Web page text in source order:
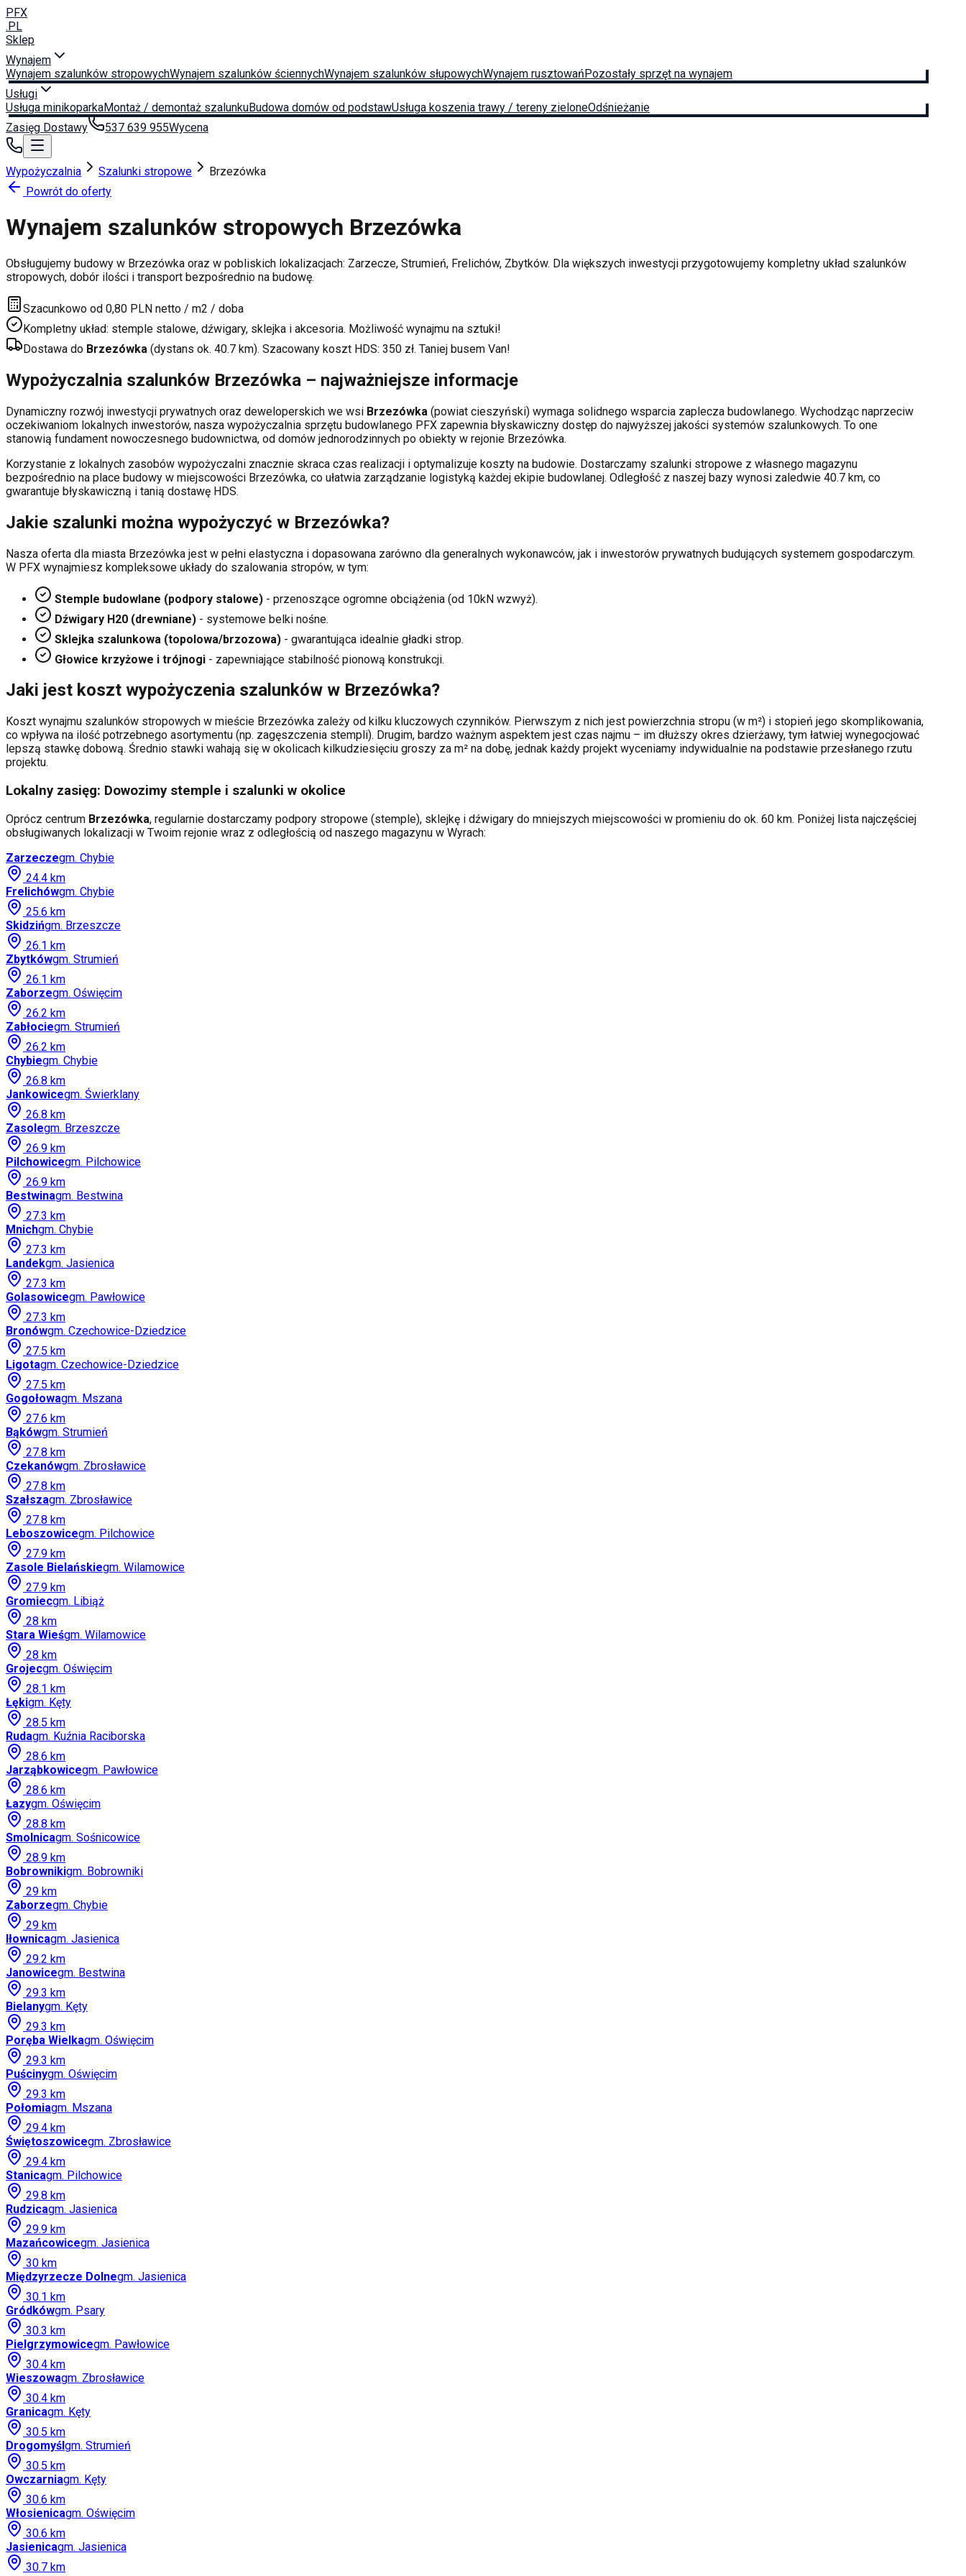
PFX
.PL
Sklep
Wynajem
Wynajem szalunków stropowychWynajem szalunków ściennychWynajem szalunków słupowychWynajem rusztowańPozostały sprzęt na wynajem
Usługi
Usługa minikoparkaMontaż / demontaż szalunkuBudowa domów od podstawUsługa koszenia trawy / tereny zieloneOdśnieżanie
Zasięg Dostawy
537 639 955Wycena
Wypożyczalnia Szalunki stropowe
Brzezówka
Powrót do oferty
Wynajem szalunków stropowych Brzezówka
Obsługujemy budowy w Brzezówka oraz w pobliskich lokalizacjach: Zarzecze, Strumień, Frelichów, Zbytków. Dla większych inwestycji przygotowujemy kompletny układ szalunków
stropowych, dobór ilości i transport bezpośrednio na budowę.
Szacunkowo od 0,80 PLN netto / m2 / doba
Kompletny układ: stemple stalowe, dźwigary, sklejka i akcesoria. Możliwość wynajmu na sztuki!
Dostawa do Brzezówka (dystans ok. 40.7 km). Szacowany koszt HDS: 350 zł. Taniej busem Van!
Wypożyczalnia szalunków Brzezówka – najważniejsze informacje
Dynamiczny rozwój inwestycji prywatnych oraz deweloperskich we wsi Brzezówka (powiat cieszyński) wymaga solidnego wsparcia zaplecza budowlanego. Wychodząc naprzeciw
oczekiwaniom lokalnych inwestorów, nasza wypożyczalnia sprzętu budowlanego PFX zapewnia błyskawiczny dostęp do najwyższej jakości systemów szalunkowych. To one
stanowią fundament nowoczesnego budownictwa, od domów jednorodzinnych po obiekty w rejonie Brzezówka.
Korzystanie z lokalnych zasobów wypożyczalni znacznie skraca czas realizacji i optymalizuje koszty na budowie. Dostarczamy szalunki stropowe z własnego magazynu
bezpośrednio na place budowy w miejscowości Brzezówka, co ułatwia zarządzanie logistyką każdej ekipie budowlanej. Odległość z naszej bazy wynosi zaledwie 40.7 km, co
gwarantuje błyskawiczną i tanią dostawę HDS.
Jakie szalunki można wypożyczyć w Brzezówka?
Nasza oferta dla miasta Brzezówka jest w pełni elastyczna i dopasowana zarówno dla generalnych wykonawców, jak i inwestorów prywatnych budujących systemem gospodarczym.
W PFX wynajmiesz kompleksowe układy do szalowania stropów, w tym:
Stemple budowlane (podpory stalowe) - przenoszące ogromne obciążenia (od 10kN wzwyż).
Dźwigary H20 (drewniane) - systemowe belki nośne.
Sklejka szalunkowa (topolowa/brzozowa) - gwarantująca idealnie gładki strop.
Głowice krzyżowe i trójnogi - zapewniające stabilność pionową konstrukcji.
Jaki jest koszt wypożyczenia szalunków w Brzezówka?
Koszt wynajmu szalunków stropowych w mieście Brzezówka zależy od kilku kluczowych czynników. Pierwszym z nich jest powierzchnia stropu (w m²) i stopień jego skomplikowania,
co wpływa na ilość potrzebnego asortymentu (np. zagęszczenia stempli). Drugim, bardzo ważnym aspektem jest czas najmu – im dłuższy okres dzierżawy, tym łatwiej wynegocjować
lepszą stawkę dobową. Średnio stawki wahają się w okolicach kilkudziesięciu groszy za m² na dobę, jednak każdy projekt wyceniamy indywidualnie na podstawie przesłanego rzutu
projektu.
Lokalny zasięg: Dowozimy stemple i szalunki w okolice
Oprócz centrum Brzezówka, regularnie dostarczamy podpory stropowe (stemple), sklejkę i dźwigary do mniejszych miejscowości w promieniu do ok. 60 km. Poniżej lista najczęściej
obsługiwanych lokalizacji w Twoim rejonie wraz z odległością od naszego magazynu w Wyrach:
Zarzeczegm. Chybie
24.4 km
Frelichówgm. Chybie
25.6 km
Skidzińgm. Brzeszcze
26.1 km
Zbytkówgm. Strumień
26.1 km
Zaborzegm. Oświęcim
26.2 km
Zabłociegm. Strumień
26.2 km
Chybiegm. Chybie
26.8 km
Jankowicegm. Świerklany
26.8 km
Zasolegm. Brzeszcze
26.9 km
Pilchowicegm. Pilchowice
26.9 km
Bestwinagm. Bestwina
27.3 km
Mnichgm. Chybie
27.3 km
Landekgm. Jasienica
27.3 km
Golasowicegm. Pawłowice
27.3 km
Bronówgm. Czechowice-Dziedzice
27.5 km
Ligotagm. Czechowice-Dziedzice
27.5 km
Gogołowagm. Mszana
27.6 km
Bąkówgm. Strumień
27.8 km
Czekanówgm. Zbrosławice
27.8 km
Szałszagm. Zbrosławice
27.8 km
Leboszowicegm. Pilchowice
27.9 km
Zasole Bielańskiegm. Wilamowice
27.9 km
Gromiecgm. Libiąż
28 km
Stara Wieśgm. Wilamowice
28 km
Grojecgm. Oświęcim
28.1 km
Łękigm. Kęty
28.5 km
Rudagm. Kuźnia Raciborska
28.6 km
Jarząbkowicegm. Pawłowice
28.6 km
Łazygm. Oświęcim
28.8 km
Smolnicagm. Sośnicowice
28.9 km
Bobrownikigm. Bobrowniki
29 km
Zaborzegm. Chybie
29 km
Iłownicagm. Jasienica
29.2 km
Janowicegm. Bestwina
29.3 km
Bielanygm. Kęty
29.3 km
Poręba Wielkagm. Oświęcim
29.3 km
Puścinygm. Oświęcim
29.3 km
Połomiagm. Mszana
29.4 km
Świętoszowicegm. Zbrosławice
29.4 km
Stanicagm. Pilchowice
29.8 km
Rudzicagm. Jasienica
29.9 km
Mazańcowicegm. Jasienica
30 km
Międzyrzecze Dolnegm. Jasienica
30.1 km
Gródkówgm. Psary
30.3 km
Pielgrzymowicegm. Pawłowice
30.4 km
Wieszowagm. Zbrosławice
30.4 km
Granicagm. Kęty
30.5 km
Drogomyślgm. Strumień
30.5 km
Owczarniagm. Kęty
30.6 km
Włosienicagm. Oświęcim
30.6 km
Jasienicagm. Jasienica
30.7 km